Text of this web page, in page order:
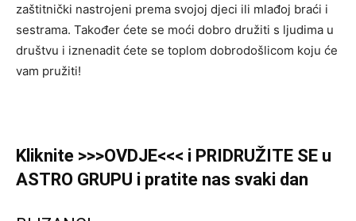
zaštitnički nastrojeni prema svojoj djeci ili mlađoj braći i
sestrama. Također ćete se moći dobro družiti s ljudima u
društvu i iznenadit ćete se toplom dobrodošlicom koju će
vam pružiti!
Kliknite >>>OVDJE<<< i PRIDRUŽITE SE u
ASTRO GRUPU i pratite nas svaki dan